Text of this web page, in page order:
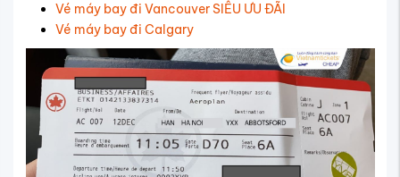
Vé máy bay đi Vancouver SIÊU ƯU ĐÃI
Vé máy bay đi Calgary